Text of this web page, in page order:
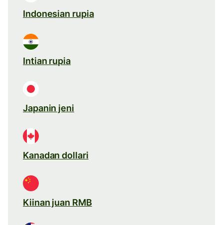
Indonesian rupia
Intian rupia
Japanin jeni
Kanadan dollari
Kiinan juan RMB